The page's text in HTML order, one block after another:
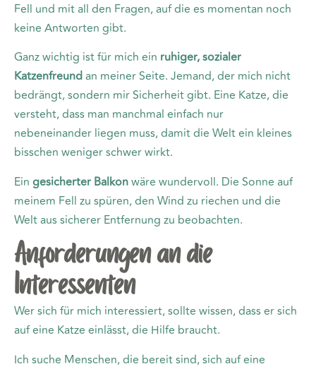
Fell und mit all den Fragen, auf die es momentan noch
keine Antworten gibt.
Ganz wichtig ist für mich ein ruhiger, sozialer
Katzenfreundan meiner Seite. Jemand, der mich nicht
bedrängt, sondern mir Sicherheit gibt. Eine Katze, die
versteht, dass man manchmal einfach nur
nebeneinander liegen muss, damit die Welt ein kleines
bisschen weniger schwer wirkt.
Ein gesicherter Balkonwäre wundervoll. Die Sonne auf
meinem Fell zu spüren, den Wind zu riechen und die
Welt aus sicherer Entfernung zu beobachten.
Anforderungen an die
Interessenten
Wer sich für mich interessiert, sollte wissen, dass er sich
auf eine Katze einlässt, die Hilfe braucht.
Ich suche Menschen, die bereit sind, sich auf eine